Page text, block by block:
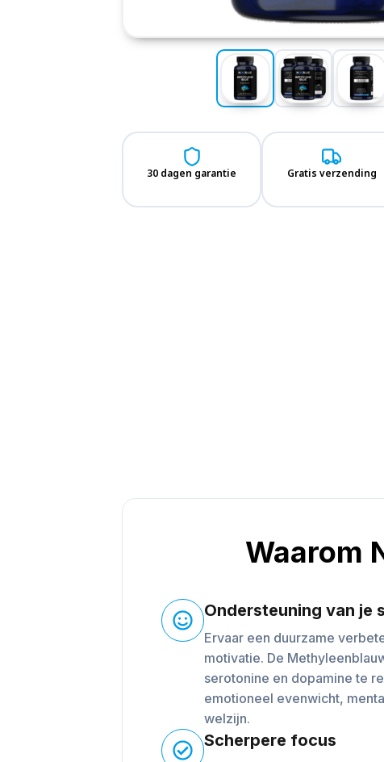
30 dagen garantie Gratis verzending
Waarom
Ondersteuning van je
Ervaar een duurzame
motivatie. De
serotonine en dopamine te
emotioneel evenwicht,
welzijn.
Scherpere focus